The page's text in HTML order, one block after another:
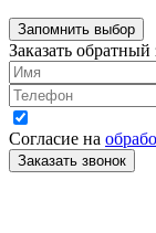
Запомнить выбор
Заказать обратный
Согласие на